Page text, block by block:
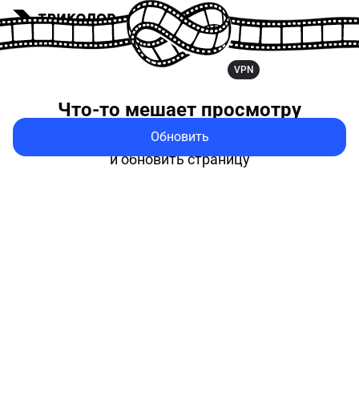
VPN
Что-то мешает просмотру
Попробуйте выключить VPN
и обновить страницу
Обновить